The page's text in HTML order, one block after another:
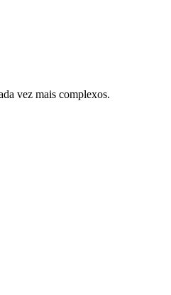
vez mais complexos.